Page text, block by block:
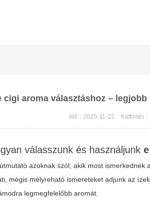
cigi aroma választáshoz –
Idő：2025-11-22 Kattintás：
válasszunk és használjunk
azoknak szól, akik most
mégis mélyreható ismereteket adjunk az
legmegfelelőbb aromát.